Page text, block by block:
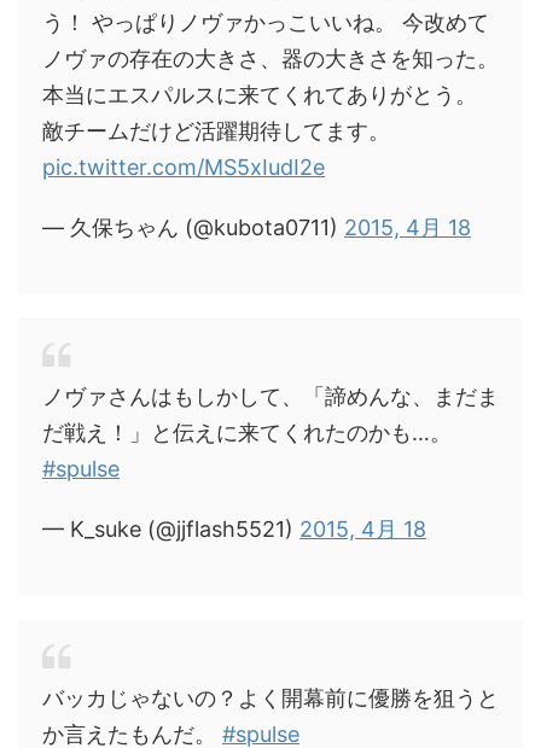
う！ やっぱりノヴァかっこいいね。 今改めて
ノヴァの存在の大きさ、器の大きさを知った。
本当にエスパルスに来てくれてありがとう。
敵チームだけど活躍期待してます。
pic.twitter.com/MS5xIudI2e
— 久保ちゃん (@kubota0711) 2015, 4月 18
ノヴァさんはもしかして、「諦めんな、まだま
だ戦え！」と伝えに来てくれたのかも…。
#spulse
— K_suke (@jjflash5521) 2015, 4月 18
バッカじゃないの？よく開幕前に優勝を狙うと
か言えたもんだ。 #spulse